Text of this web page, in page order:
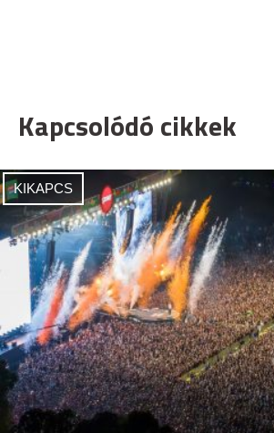
Kapcsolódó cikkek
KIKAPCS